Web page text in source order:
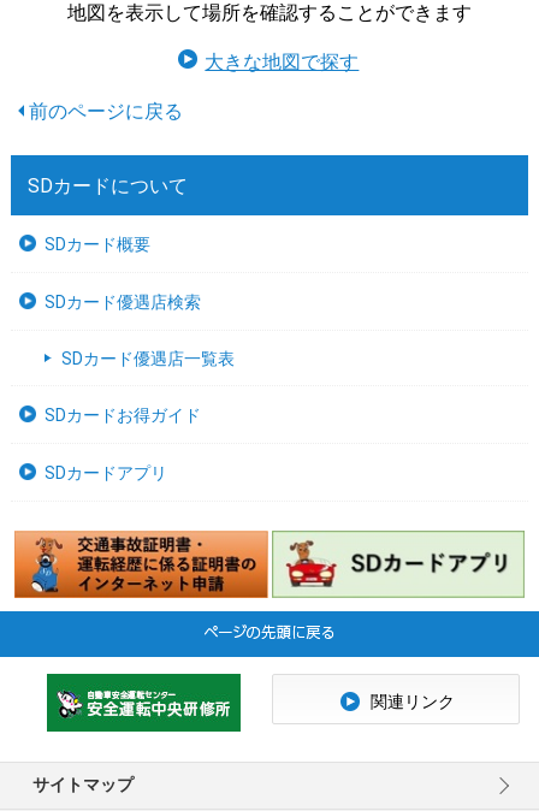
地図を表示して場所を確認することができます
大きな地図で探す
SDカードについて
SDカード概要
SDカード優遇店検索
SDカード優遇店一覧表
SDカードお得ガイド
SDカードアプリ
サイトマップ
関連リンク